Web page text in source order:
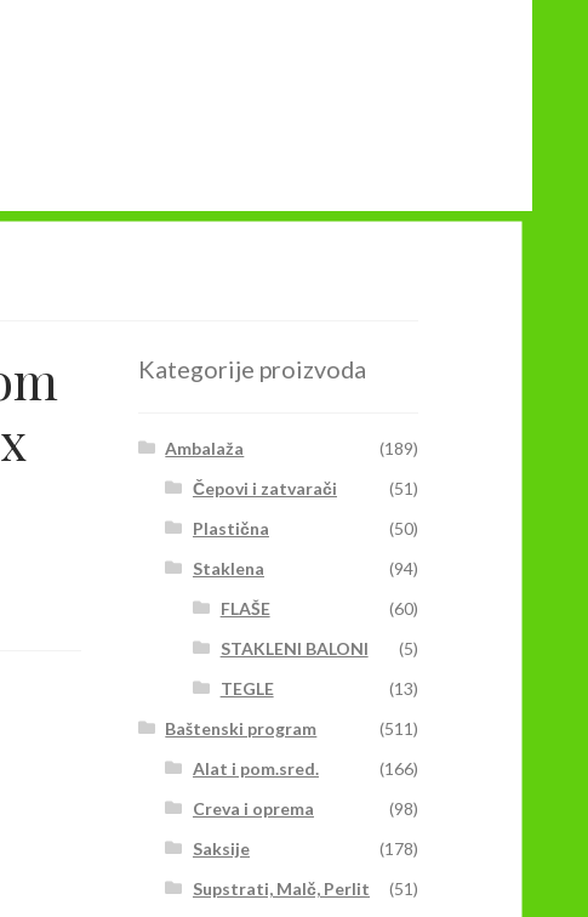
Kategorije proizvoda
Ambalaža
(189)
Čepovi i zatvarači
(51)
Plastična
(50)
Staklena
(94)
FLAŠE
(60)
STAKLENI BALONI
(5)
TEGLE
(13)
Baštenski program
(511)
Alat i pom.sred.
(166)
Creva i oprema
(98)
Saksije
(178)
Supstrati, Malč, Perlit
(51)